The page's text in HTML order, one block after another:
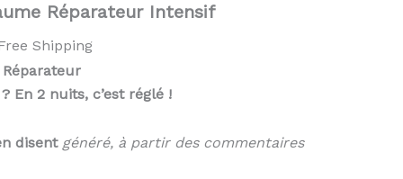
Réparateur Intensif
Shipping
En 2 nuits, c’est réglé !
disent généré, à partir des commentaires